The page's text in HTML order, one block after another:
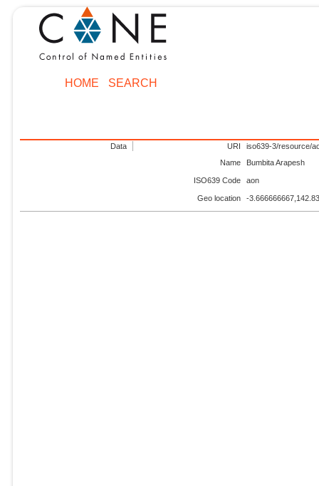
HOME SEARCH
Data URI
iso639-3/resource/
Name
Bumbita Arapesh
ISO639 Code aon
Geo location -